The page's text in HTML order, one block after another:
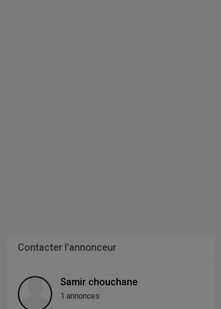
Contacter l'annonceur
Samir chouchane
1 annonces